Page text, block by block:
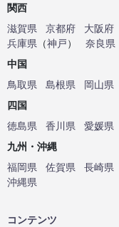
関西
滋賀県
京都府 大阪府
兵庫県 （神戸） 奈良県
中国
鳥取県
島根県 岡山県
四国
徳島県
香川県 愛媛県
九州・沖縄
福岡県
佐賀県 長崎県
沖縄県
コンテンツ